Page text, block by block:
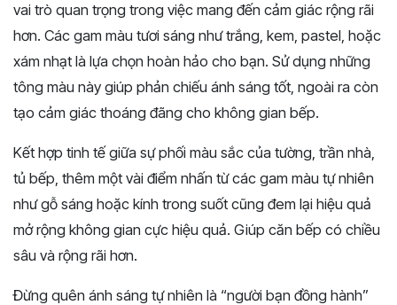
vai trò quan trọng trong việc mang đến cảm giác rộng rãi
hơn. Các gam màu tươi sáng như trắng, kem, pastel, hoặc
xám nhạt là lựa chọn hoàn hảo cho bạn. Sử dụng những
tông màu này giúp phản chiếu ánh sáng tốt, ngoài ra còn
tạo cảm giác thoáng đãng cho không gian bếp.
Kết hợp tinh tế giữa sự phối màu sắc của tường, trần nhà,
tủ bếp, thêm một vài điểm nhấn từ các gam màu tự nhiên
như gỗ sáng hoặc kính trong suốt cũng đem lại hiệu quả
mở rộng không gian cực hiệu quả. Giúp căn bếp có chiều
sâu và rộng rãi hơn.
Đừng quên ánh sáng tự nhiên là “người bạn đồng hành”